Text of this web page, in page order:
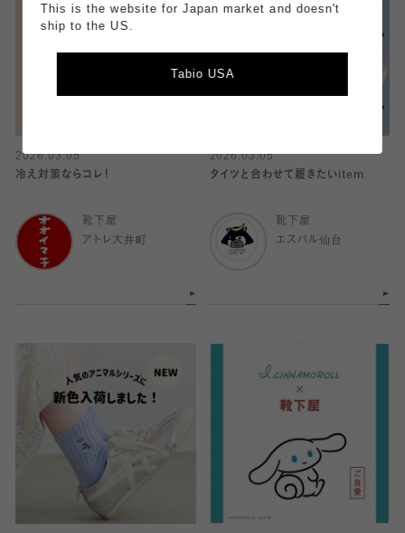
2026.03.05
冷え対策ならコレ！
靴下屋
アトレ大井町
2026.03.05
タイツと合わせて履きたいitem
靴下屋
エスパル仙台
This is the website for Japan market and doesn't
ship to the US.
Tabio USA